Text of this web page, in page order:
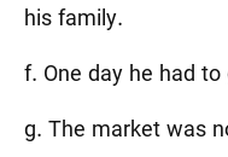
his family.
f. One day he had
g. The market was